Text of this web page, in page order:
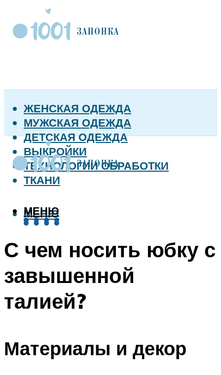
ЖЕНСКАЯ ОДЕЖДА
МУЖСКАЯ ОДЕЖДА
ДЕТСКАЯ ОДЕЖДА
ВЫКРОЙКИ
ТЕХНОЛОГИИ ОБРАБОТКИ
ТКАНИ
МЕНЮ
МЕНЮ
С чем носить юбку с
завышенной
талией?
Материалы и декор